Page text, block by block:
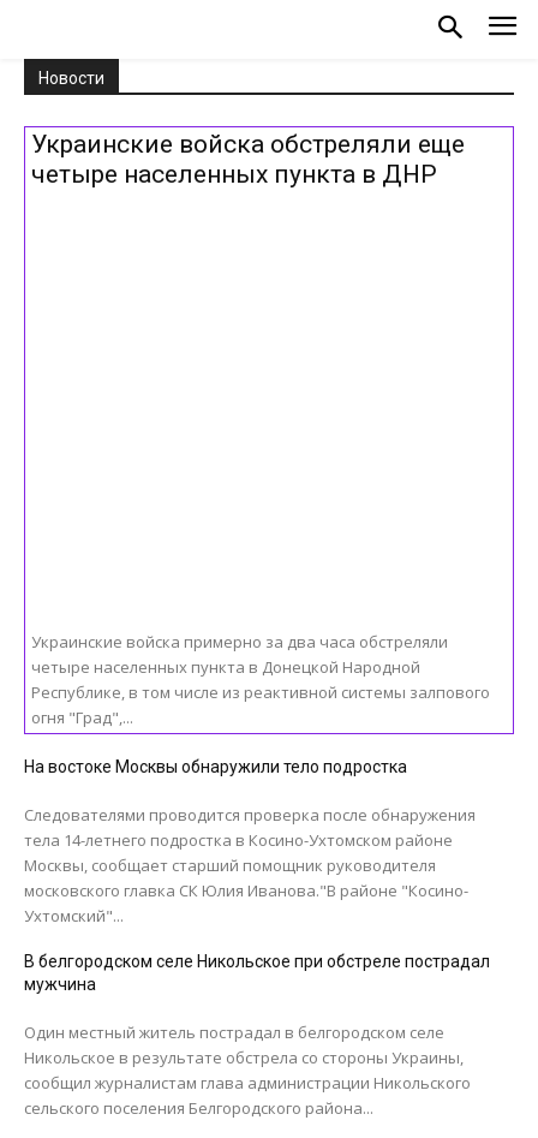
Новости
Украинские войска обстреляли еще
четыре населенных пункта в ДНР
Украинские войска примерно за два часа обстреляли
четыре населенных пункта в Донецкой Народной
Республике, в том числе из реактивной системы залпового
огня "Град",...
На востоке Москвы обнаружили тело подростка
Следователями проводится проверка после обнаружения
тела 14-летнего подростка в Косино-Ухтомском районе
Москвы, сообщает старший помощник руководителя
московского главка СК Юлия Иванова."В районе "Косино-
Ухтомский"...
В белгородском селе Никольское при обстреле пострадал
мужчина
Один местный житель пострадал в белгородском селе
Никольское в результате обстрела со стороны Украины,
сообщил журналистам глава администрации Никольского
сельского поселения Белгородского района...